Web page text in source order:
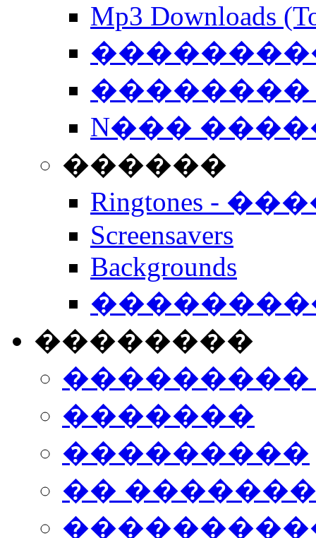
Mp3 Downloads
��������
N���
������
Ringtones -
Screensavers
Backgrounds
��������
���������
�������
���������
��